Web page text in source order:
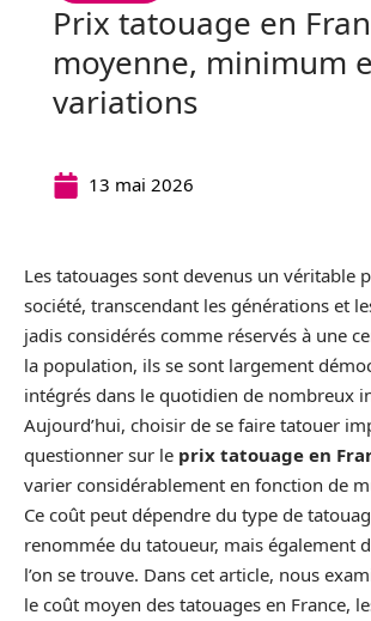
Prix tatouage en
moyenne, minimum
variations
13 mai 2026
Les tatouages sont devenus un véritable
société, transcendant les générations et
jadis considérés comme réservés à une
la population, ils se sont largement
intégrés dans le quotidien de nombreux
Aujourd’hui, choisir de se faire tatouer
questionner sur le prix tatouage en
varier considérablement en fonction de
Ce coût peut dépendre du type de
renommée du tatoueur, mais également
l’on se trouve. Dans cet article, nous
le coût moyen des tatouages en France,